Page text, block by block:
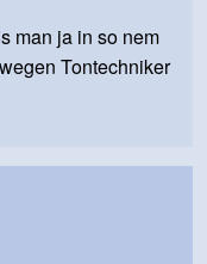
man ja in so nem
Tontechniker